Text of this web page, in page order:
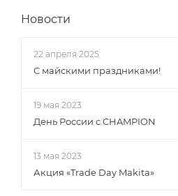
Новости
22 апреля 2025
С майскими праздниками!
19 мая 2023
День России с CHAMPION
13 мая 2023
Акция «Trade Day Makita»